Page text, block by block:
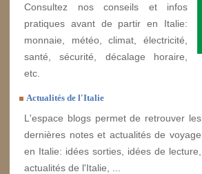
Consultez nos conseils et infos
pratiques avant de partir en Italie:
monnaie, météo, climat, électricité,
santé, sécurité, décalage horaire,
etc.
Actualités de l'Italie
L'espace blogs permet de retrouver les
dernières notes et actualités de voyage
en Italie: idées sorties, idées de lecture,
actualités de l'Italie, ...